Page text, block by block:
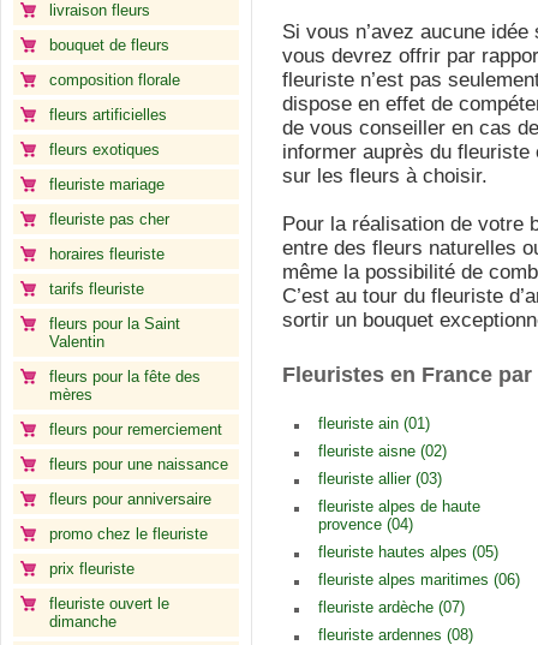
livraison fleurs
bouquet de fleurs
composition florale
fleurs artificielles
fleurs exotiques
fleuriste mariage
fleuriste pas cher
horaires fleuriste
tarifs fleuriste
fleurs pour la Saint
Valentin
fleurs pour la fête des
mères
fleurs pour remerciement
fleurs pour une naissance
fleurs pour anniversaire
promo chez le fleuriste
prix fleuriste
fleuriste ouvert le
dimanche
Si vous n’avez aucune
vous devrez offrir par
fleuriste n’est pas
dispose en effet de
de vous conseiller en cas
informer auprès du
sur les fleurs à choisir.
Pour la réalisation de votre
entre des fleurs naturelles
même la possibilité de
C’est au tour du fleuriste
sortir un bouquet
Fleuristes en France
fleuriste ain (01)
fleuriste aisne (02)
fleuriste allier (03)
fleuriste alpes de haute
provence (04)
fleuriste hautes alpes (05)
fleuriste alpes maritimes (06)
fleuriste ardèche (07)
fleuriste ardennes (08)